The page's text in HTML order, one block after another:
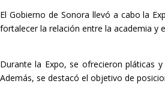
El Gobierno de Sonora llevó a cabo la
fortalecer la relación entre la academia y
Durante la Expo, se ofrecieron pláticas
Además, se destacó el objetivo de